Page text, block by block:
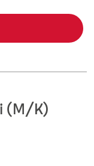
(M/K)